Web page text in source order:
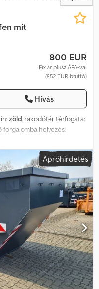
mit
800 EUR
Fix ár plusz ÁFA-val
(952 EUR bruttó)
Hívás
zöld, rakodótér térfogata:
forgalomba helyezés:
cseretartály, gyártási
Cedpfx Akovhn
tájékoztató
és a tévedések
Apróhirdetés